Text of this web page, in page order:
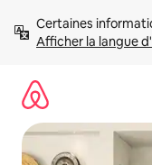
directement
Afficher la langue